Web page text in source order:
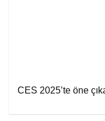
CES 2025’te öne